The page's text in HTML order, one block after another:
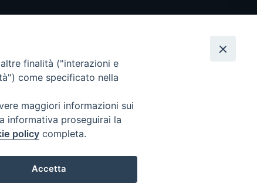
finalità ("interazioni e
come specificato nella
maggiori informazioni sui
informativa proseguirai la
policy completa.
Accetta